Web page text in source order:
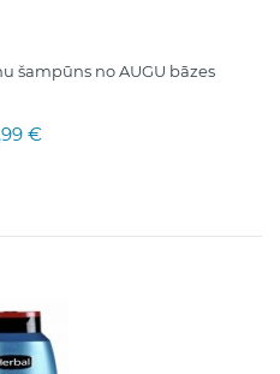
šampūns no AUGU bāzes
€